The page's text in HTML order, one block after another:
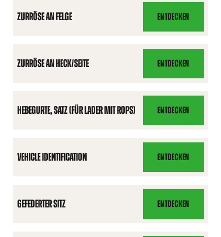
ZURRÖSE AN FELGE ENTDECKEN
ZURRÖSE
AN
FELGE
ZURRÖSE AN HECK/SEITE ENTDECKEN
ZURRÖSE
AN
HECK/SEITE
HEBEGURTE, SATZ (FÜR LADER MIT ROPS) ENTDECKEN
HEBEGURTE,
SATZ
(FÜR
LADER
VEHICLE IDENTIFICATION ENTDECKEN
VEHICLE
IDENTIFICATION
GEFEDERTER SITZ ENTDECKEN
GEFEDERTER
SITZ